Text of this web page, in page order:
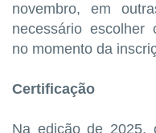
novembro, em
necessário escolher
no momento da
Certificação
Na edição de 2025,